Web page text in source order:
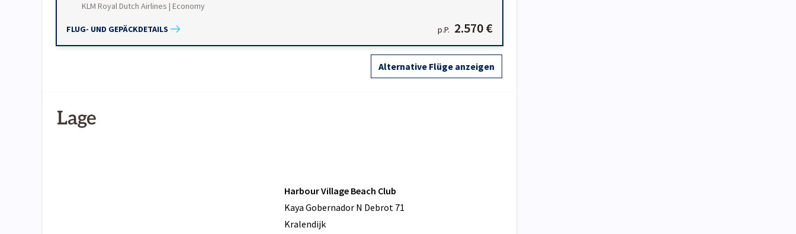
KLM Royal Dutch Airlines | Economy
FLUG- UND GEPÄCKDETAILS p.P. 2.570 €
Alternative Flüge anzeigen
Lage
Harbour Village Beach Club
Kaya Gobernador N Debrot 71
Kralendijk